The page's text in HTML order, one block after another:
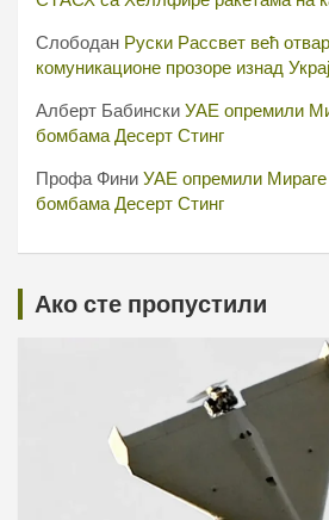
Слободан Руски Рассвет већ
комуникационе прозоре изнад
Алберт Бабински УАЕ опремили
бомбама Десерт Стинг
Профа Фини УАЕ опремили
бомбама Десерт Стинг
Ако сте пропустили